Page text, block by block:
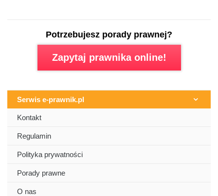
Serwis e-prawnik.pl
Kontakt
Regulamin
Polityka prywatności
Porady prawne
O nas
Potrzebujesz porady prawnej?
Zapytaj prawnika online!